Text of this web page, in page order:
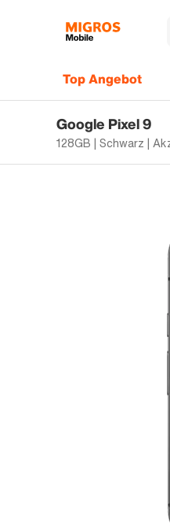
Top Angebot
Google Pixel 9
128GB | Schwarz |